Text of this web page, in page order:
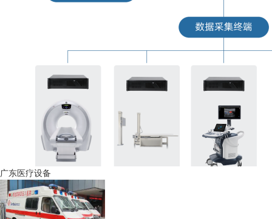
广东医疗设备